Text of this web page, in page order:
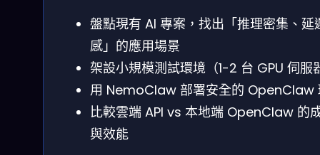
盤點現有 AI 專案，找出「推理密集、延
感」的應用場景
架設小規模測試環境（1-2 台 GPU 伺服
用 NemoClaw 部署安全的 OpenClaw
比較雲端 API vs 本地端 OpenClaw 的
與效能